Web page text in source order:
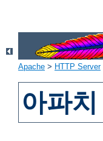
Apache > HTTP Server
아파